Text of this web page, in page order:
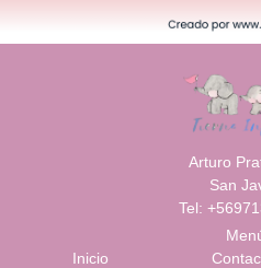
Arturo
San
Tel:
Inicio